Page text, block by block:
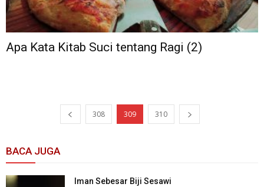
Apa Kata Kitab Suci tentang Ragi (2)
308 309 310
BACA JUGA
Iman Sebesar Biji Sesawi